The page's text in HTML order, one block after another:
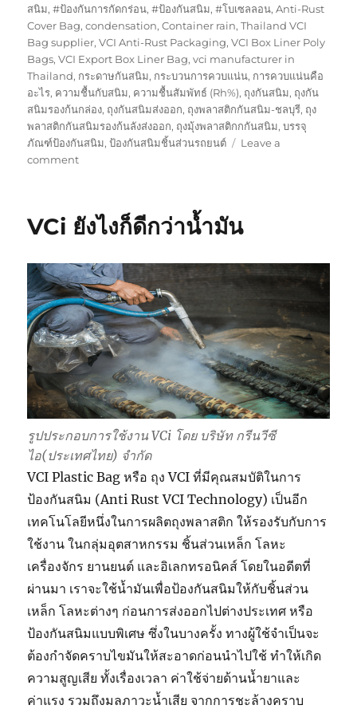
สนิม,#ป้องกันการกัดกร่อน,#ป้องกันสนิม,#โบเซลลอน,Anti-Rust
Cover Bag,condensation,Container rain,Thailand VCI
Bag supplier,VCI Anti-Rust Packaging,VCI Box Liner Poly
Bags,VCI Export Box Liner Bag,vci manufacturer in
Thailand, กระดาษกันสนิม, กระบวนการควบแน่น, การควบแน่นคือ
อะไร, ความชื้นกับสนิม, ความชื้นสัมพัทธ์ (Rh%), ถุงกันสนิม, ถุงกัน
สนิมรองก้นกล่อง, ถุงกันสนิมส่งออก, ถุงพลาสติกกันสนิม-ชลบุรี, ถุง
พลาสติกกันสนิมรองก้นลังส่งออก, ถุงมุ้งพลาสติกกกันสนิม,บรรจุ
ภัณฑ์ป้องกันสนิม,ป้องกันสนิมชิ้นส่วนรถยนต์
Leave a
commenton
พลาสติก
ต้อง
ทา
น้ำมัน
ไหม
?
VCi ยังไงก็ดีกว่าน้ำมัน
รูปประกอบการใช้งาน VCi โดย บริษัท กรีนวีซี
ไอ(ประเทศไทย) จำกัด
VCI Plastic Bag หรือ ถุง VCI ที่มีคุณสมบัติในการ
ป้องกันสนิม (Anti Rust VCI Technology) เป็นอีก
เทคโนโลยีหนึ่งในการผลิตถุงพลาสติก ให้รองรับกับการ
ใช้งาน ในกลุ่มอุตสาหกรรม ชิ้นส่วนเหล็ก โลหะ
เครื่องจักร ยานยนต์ และอิเลกทรอนิคส์ โดยในอดีตที่
ผ่านมา เราจะใช้น้ำมันเพื่อป้องกันสนิมให้กับชิ้นส่วน
เหล็ก โลหะต่างๆ ก่อนการส่งออกไปต่างประเทศ หรือ
ป้องกันสนิมแบบพิเศษ ซึ่งในบางครั้ง ทางผู้ใช้จำเป็นจะ
ต้องกำจัดคราบไขมันให้สะอาดก่อนนำไปใช้ ทำให้เกิด
ความสูญเสีย ทั้งเรื่องเวลา ค่าใช้จ่ายด้านน้ำยาและ
ค่าแรง รวมถึงมลภาวะน้ำเสีย จากการชะล้างคราบ